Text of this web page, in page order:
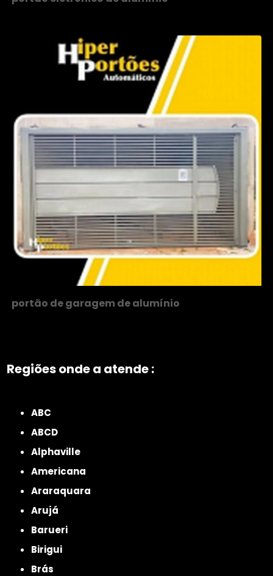
portão de garagem de alumínio
Regiões onde a atende :
ABC
ABCD
Alphaville
Americana
Araraquara
Arujá
Barueri
Birigui
Brás